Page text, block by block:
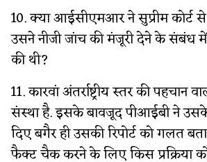
10. क्या आईसीएमआर ने सुप्रीम कोर्ट
उसने नीजी जांच की मंजूरी देने के संबंध
की थी?
11. कारवां अंतर्राष्ट्रीय स्तर की पहचान
संस्था है. इसके बावजूद पीआईबी ने
दिए बगैर ही उसकी रिपोर्ट को गलत
फैक्ट चैक करने के लिए किस प्रक्रिया